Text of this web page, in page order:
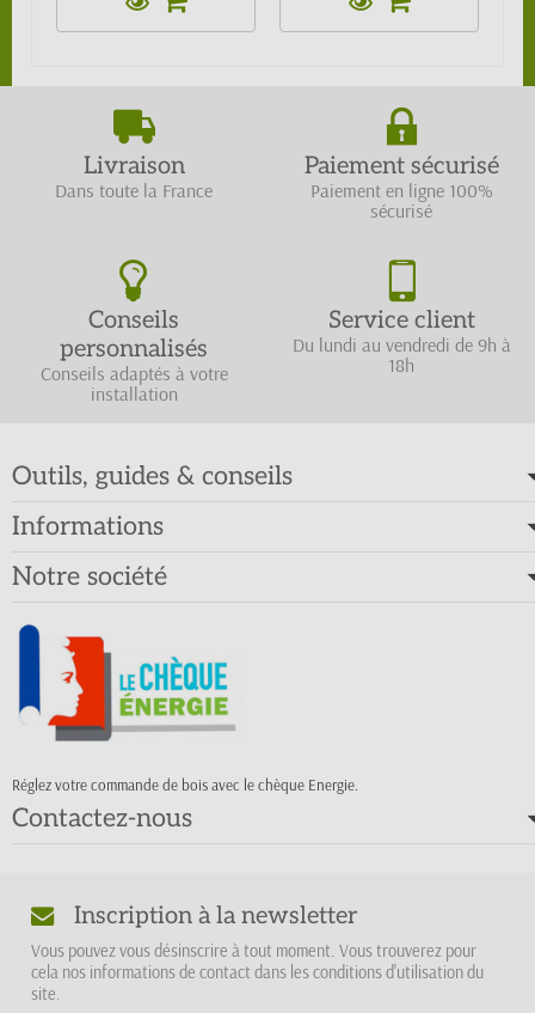
Livraison
Dans toute la France
Paiement sécurisé
Paiement en ligne 100%
sécurisé
Conseils
personnalisés
Conseils adaptés à votre
installation
Service client
Du lundi au vendredi de 9h à
18h
Outils, guides & conseils
Informations
Notre société
Réglez votre commande de bois avec le chèque Energie.
Contactez-nous
Inscription à la newsletter
Vous pouvez vous désinscrire à tout moment. Vous trouverez pour
cela nos informations de contact dans les conditions d'utilisation du
site.